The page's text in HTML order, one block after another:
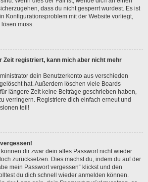
dass du nicht gesperrt wurdest. Es ist
Konfigurationsproblem mit der Website vorliegt,
muss.
Zeit registriert, kann mich aber nicht mehr
dein Benutzerkonto aus verschieden
hat. Außerdem löschen viele Boards
längere Zeit keine Beiträge geschrieben haben,
verringern. Registriere dich einfach erneut und
teil!
dir zwar dein altes Passwort nicht wieder
zurücksetzen. Dies machst du, indem du auf der
mein Passwort vergessen“ klickst und den
du dich schnell wieder anmelden können.